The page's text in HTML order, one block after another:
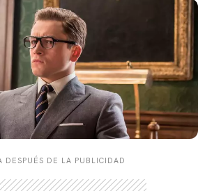
DESPUÉS DE LA PUBLICIDAD